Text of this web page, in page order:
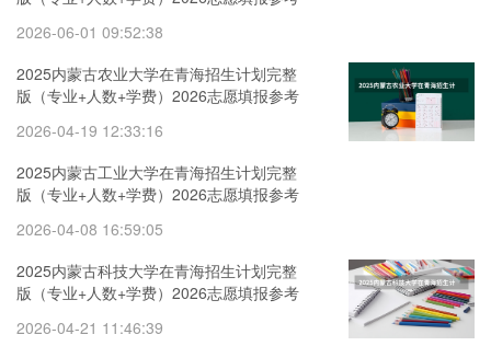
2026-06-01 09:52:38
2025内蒙古农业大学在青海招生计划完整
版（专业+人数+学费）2026志愿填报参考
2026-04-19 12:33:16
2025内蒙古工业大学在青海招生计划完整
版（专业+人数+学费）2026志愿填报参考
2026-04-08 16:59:05
2025内蒙古科技大学在青海招生计划完整
版（专业+人数+学费）2026志愿填报参考
2026-04-21 11:46:39